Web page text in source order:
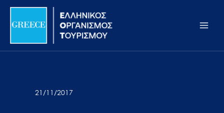
Σημείωση:
ιστότοπος
προσβασιμότητας.
Μετάβαση
περιεχόμενο
21/11/2017